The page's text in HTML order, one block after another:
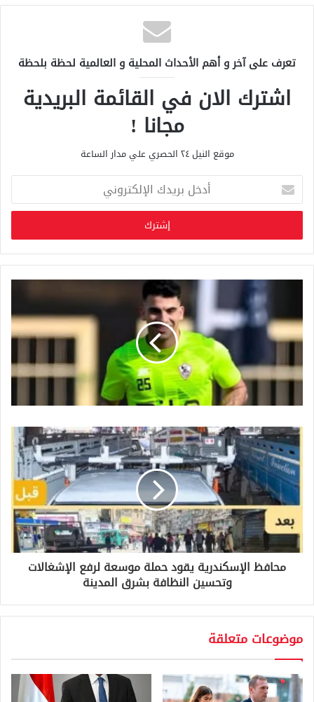
تعرف على آخر و أهم الأحداث المحلية و العالمية لحظة بلحظة
اشترك الان في القائمة البريدية
مجانا !
موقع النيل ٢٤ الحصري علي مدار الساعة
خ
ب
ر
ي
د
ا
ل
إ
ك
ر
ن
ي
محافظ الإسكندرية يقود حملة موسعة لرفع الإشغالات
وتحسين النظافة بشرق المدينة
موضوعات متعلقة